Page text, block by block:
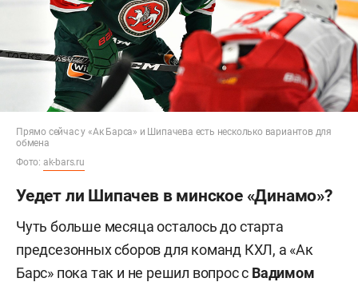
Прямо сейчас у «Ак Барса» и Шипачева есть несколько вариантов для
обмена
Фото: ak-bars.ru
Уедет ли Шипачев в минское «Динамо»?
Чуть больше месяца осталось до старта
предсезонных сборов для команд КХЛ, а «Ак
Барс» пока так и не решил вопрос с Вадимом